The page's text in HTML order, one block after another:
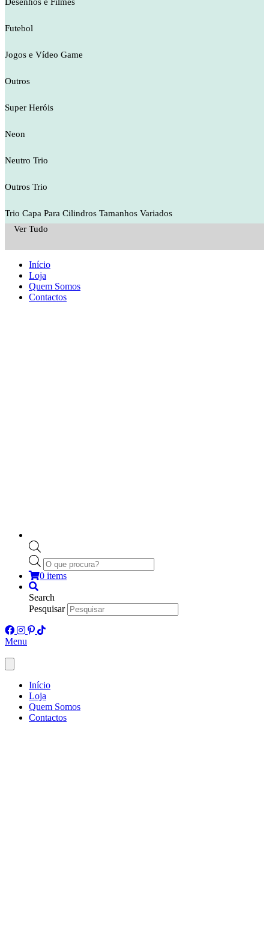
Futebol
Jogos e Vídeo Game
Outros
Super Heróis
Neon
Neutro Trio
Outros Trio
Trio Capa Para Cilindros Tamanhos Variados
Ver Tudo
Início
Loja
Quem Somos
Contactos
Products
search
0 items
Search
Pesquisar
Menu
Início
Loja
Quem Somos
Contactos